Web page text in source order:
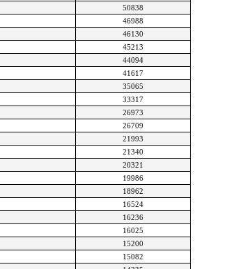
50838
46988
46130
45213
44094
41617
35065
33317
26973
26709
21993
21340
20321
19986
18962
16524
16236
16025
15200
15082